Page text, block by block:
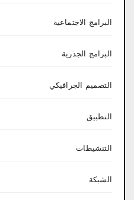
البرامج الاجتماعية
البرامج الجذرية
التصميم الجرافيكي
التطبيق
التنشيطات
الشبكة